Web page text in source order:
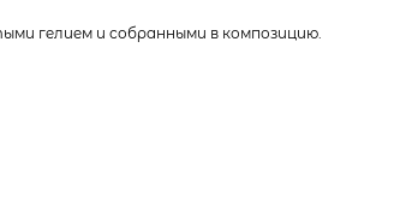
гелием и собранными в композицию.